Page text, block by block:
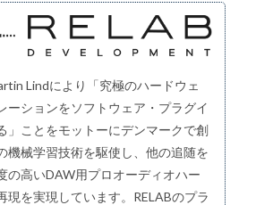
Lindにより「究極のハードウェ
ーションをソフトウェア・プラグイ
」ことをモットーにデンマークで創
機械学習技術を駆使し、他の追随を
の高いDAW用プロオーディオハー
現を実現しています。RELABのプラ